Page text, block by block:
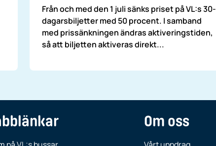
Från och med den 1 juli sänks priset på VL:s 30-
dagarsbiljetter med 50 procent. I samband
med prissänkningen ändras aktiveringstiden,
så att biljetten aktiveras direkt...
Om oss